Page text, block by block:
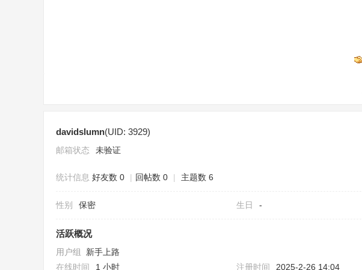
davidslumn(UID: 3929)
邮箱状态 未验证
统计信息 好友数 0 | 回帖数 0 | 主题数 6
性别 保密 生日 -
活跃概况
用户组 新手上路
在线时间
1 小时 注册时间 2025-2-26 14:04